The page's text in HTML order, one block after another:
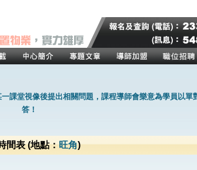
課堂視像後提出相關問題，課程導師會樂意為學員以單
答！
間表(地點：旺角)